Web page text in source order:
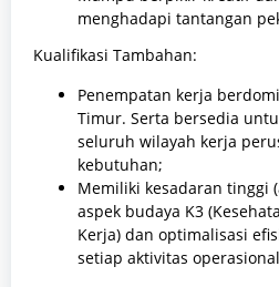
menghadapi tantangan
Kualifikasi Tambahan:
Penempatan kerja
Timur. Serta bersedia
seluruh wilayah kerja
kebutuhan;
Memiliki kesadaran tinggi
aspek budaya K3
Kerja) dan optimalisasi
setiap aktivitas